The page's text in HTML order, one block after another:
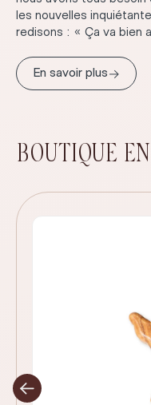
les nouvelles
redisons : « Ça va bien
En savoir plus→
BOUTIQUE